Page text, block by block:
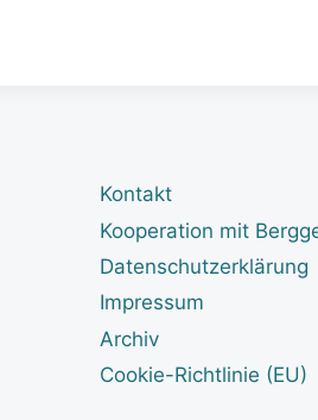
Kontakt
Kooperation mit
Datenschutzerklärung
Impressum
Archiv
Cookie-Richtlinie (EU)